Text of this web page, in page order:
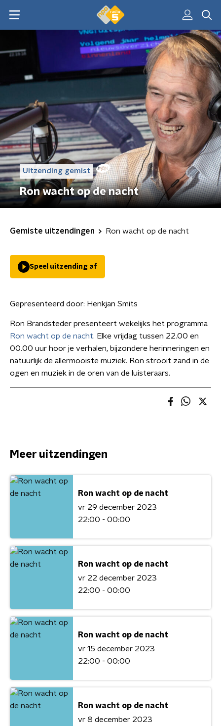
Uitzending gemist
Ron wacht op de nacht
Gemiste uitzendingen Ron wacht op de nacht
Speel uitzending af
Gepresenteerd door: Henkjan Smits
Ron Brandsteder presenteert wekelijks het programma
Ron wacht op de nacht. Elke vrijdag tussen 22.00 en
00.00 uur hoor je verhalen, bijzondere herinneringen en
natuurlijk de allermooiste muziek. Ron strooit zand in de
ogen en muziek in de oren van de luisteraars.
Meer uitzendingen
Ron wacht op de nacht
vr 29 december 2023
22:00 - 00:00
Ron wacht op de nacht
vr 22 december 2023
22:00 - 00:00
Ron wacht op de nacht
vr 15 december 2023
22:00 - 00:00
Ron wacht op de nacht
vr 8 december 2023